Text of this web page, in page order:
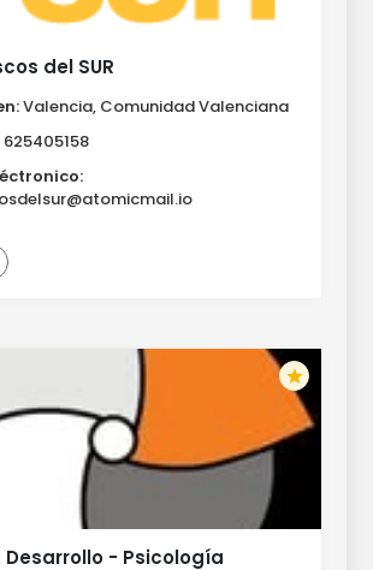
del SUR
Valencia, Comunidad Valenciana
625405158
Desarrollo - Psicología
star